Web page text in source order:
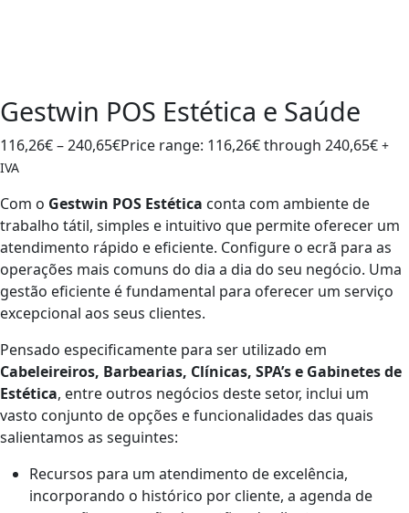
Gestwin POS Estética e Saúde
116,26€–240,65€Price range: 116,26€ through 240,65€ +
IVA
Com o Gestwin POS Estética conta com ambiente de
trabalho tátil, simples e intuitivo que permite oferecer um
atendimento rápido e eficiente. Configure o ecrã para as
operações mais comuns do dia a dia do seu negócio. Uma
gestão eficiente é fundamental para oferecer um serviço
excepcional aos seus clientes.
Pensado especificamente para ser utilizado em
Cabeleireiros, Barbearias, Clínicas, SPA’s e Gabinetes de
Estética, entre outros negócios deste setor, inclui um
vasto conjunto de opções e funcionalidades das quais
salientamos as seguintes:
Recursos para um atendimento de excelência,
incorporando o histórico por cliente, a agenda de